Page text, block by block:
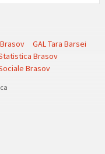
GAL Tara Barsei
Brasov
Brasov